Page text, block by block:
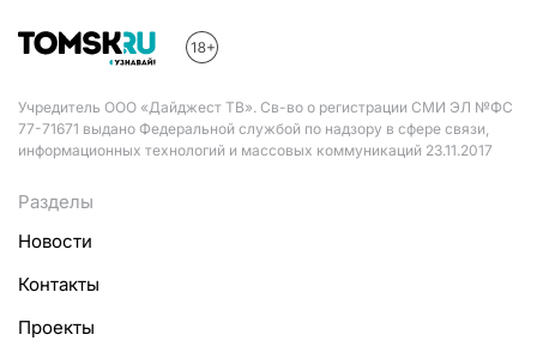
Учредитель ООО «Дайджест ТВ». Св-во о регистрации СМИ ЭЛ №ФС
77-71671 выдано Федеральной службой по надзору в сфере связи,
информационных технологий и массовых коммуникаций 23.11.2017
Разделы
Новости
Контакты
Проекты